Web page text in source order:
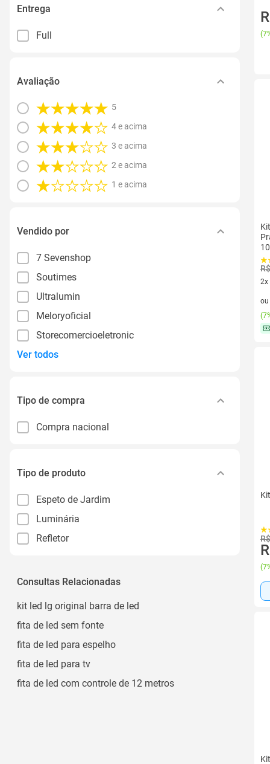
Entrega
Full
Avaliação
5
4 e acima
3 e acima
2 e acima
1 e acima
Vendido por
7 Sevenshop
Soutimes
Ultralumin
Meloryoficial
Storecomercioeletronic
Ver todos
Tipo de compra
Compra nacional
Tipo de produto
Espeto de Jardim
Luminária
Refletor
Consultas Relacionadas
kit led lg original barra de led
fita de led sem fonte
fita de led para espelho
fita de led para tv
fita de led com controle de 12 metros
(
2x
2
ou
(
(